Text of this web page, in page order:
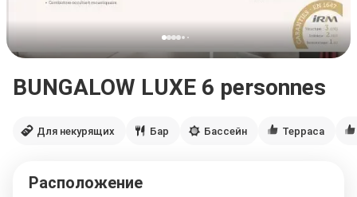
BUNGALOW LUXE 6 personnes
Для некурящих Бар Бассейн Терраса
Расположение